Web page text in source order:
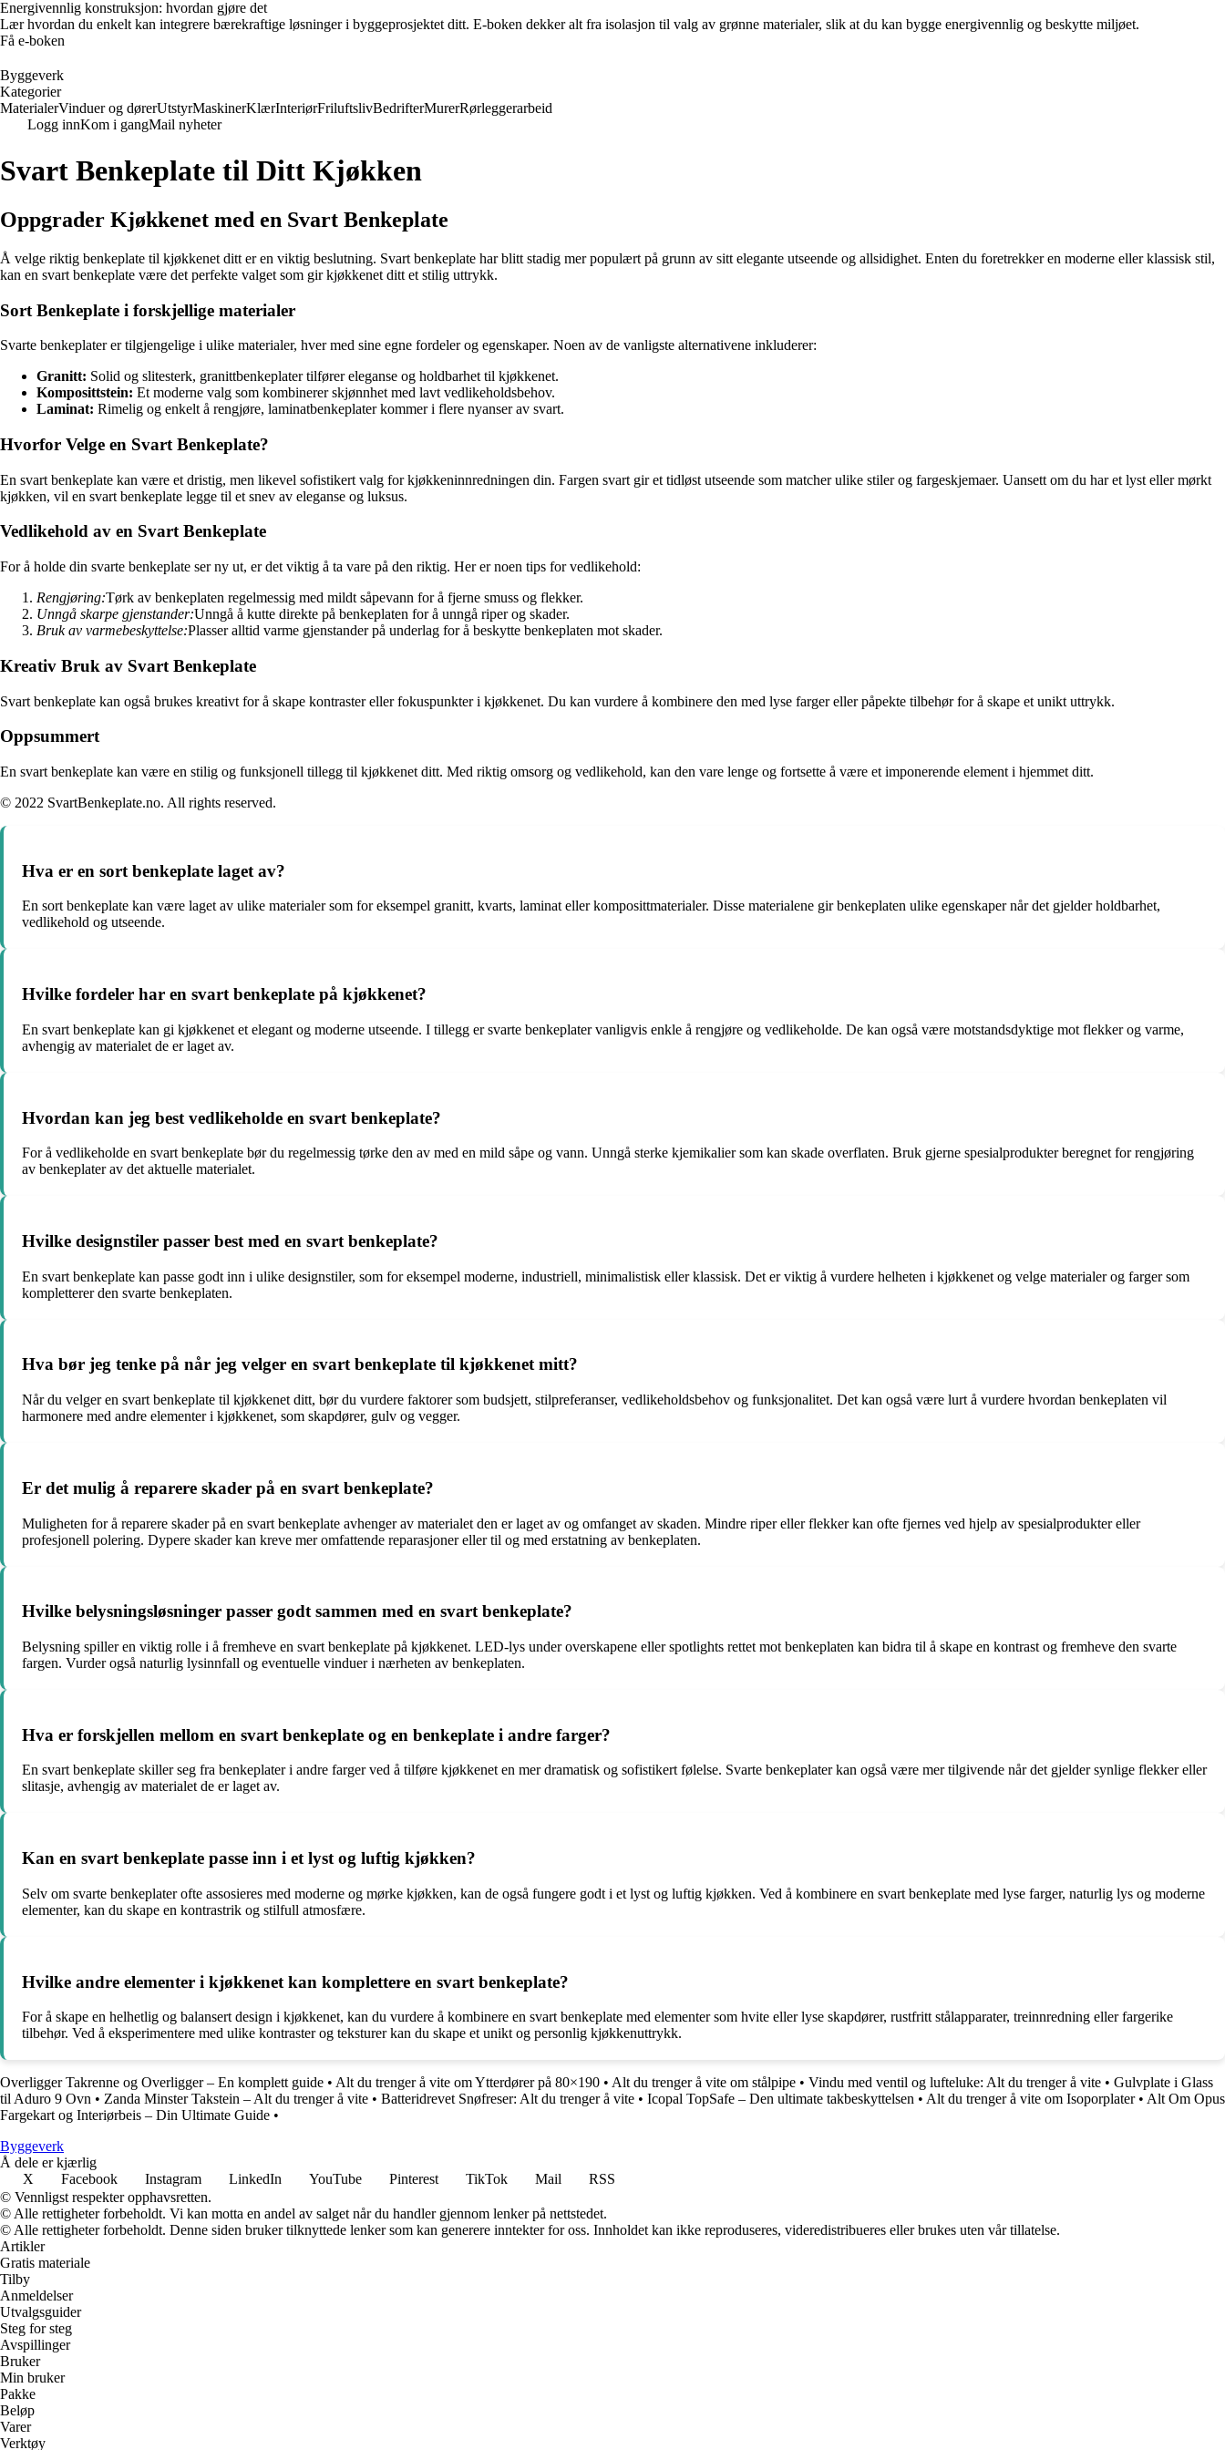
Energivennlig konstruksjon: hvordan gjøre det
Lær hvordan du enkelt kan integrere bærekraftige løsninger i byggeprosjektet ditt. E-boken dekker alt fra isolasjon til valg av grønne materialer, slik at du kan bygge energivennlig og beskytte miljøet.
Få e-boken
Byggeverk
Kategorier
MaterialerVinduer og dørerUtstyrMaskinerKlærInteriørFriluftslivBedrifterMurerRørleggerarbeid
Logg innKom i gangMail nyheter
Svart Benkeplate til Ditt Kjøkken
Oppgrader Kjøkkenet med en Svart Benkeplate
Å velge riktig benkeplate til kjøkkenet ditt er en viktig beslutning. Svart benkeplate har blitt stadig mer populært på grunn av sitt elegante utseende og allsidighet. Enten du foretrekker en moderne eller klassisk stil,
kan en svart benkeplate være det perfekte valget som gir kjøkkenet ditt et stilig uttrykk.
Sort Benkeplate i forskjellige materialer
Svarte benkeplater er tilgjengelige i ulike materialer, hver med sine egne fordeler og egenskaper. Noen av de vanligste alternativene inkluderer:
Granitt: Solid og slitesterk, granittbenkeplater tilfører eleganse og holdbarhet til kjøkkenet.
Komposittstein: Et moderne valg som kombinerer skjønnhet med lavt vedlikeholdsbehov.
Laminat: Rimelig og enkelt å rengjøre, laminatbenkeplater kommer i flere nyanser av svart.
Hvorfor Velge en Svart Benkeplate?
En svart benkeplate kan være et dristig, men likevel sofistikert valg for kjøkkeninnredningen din. Fargen svart gir et tidløst utseende som matcher ulike stiler og fargeskjemaer. Uansett om du har et lyst eller mørkt
kjøkken, vil en svart benkeplate legge til et snev av eleganse og luksus.
Vedlikehold av en Svart Benkeplate
For å holde din svarte benkeplate ser ny ut, er det viktig å ta vare på den riktig. Her er noen tips for vedlikehold:
Rengjøring:Tørk av benkeplaten regelmessig med mildt såpevann for å fjerne smuss og flekker.
Unngå skarpe gjenstander:Unngå å kutte direkte på benkeplaten for å unngå riper og skader.
Bruk av varmebeskyttelse:Plasser alltid varme gjenstander på underlag for å beskytte benkeplaten mot skader.
Kreativ Bruk av Svart Benkeplate
Svart benkeplate kan også brukes kreativt for å skape kontraster eller fokuspunkter i kjøkkenet. Du kan vurdere å kombinere den med lyse farger eller påpekte tilbehør for å skape et unikt uttrykk.
Oppsummert
En svart benkeplate kan være en stilig og funksjonell tillegg til kjøkkenet ditt. Med riktig omsorg og vedlikehold, kan den vare lenge og fortsette å være et imponerende element i hjemmet ditt.
© 2022 SvartBenkeplate.no. All rights reserved.
Hva er en sort benkeplate laget av?
En sort benkeplate kan være laget av ulike materialer som for eksempel granitt, kvarts, laminat eller komposittmaterialer. Disse materialene gir benkeplaten ulike egenskaper når det gjelder holdbarhet,
vedlikehold og utseende.
Hvilke fordeler har en svart benkeplate på kjøkkenet?
En svart benkeplate kan gi kjøkkenet et elegant og moderne utseende. I tillegg er svarte benkeplater vanligvis enkle å rengjøre og vedlikeholde. De kan også være motstandsdyktige mot flekker og varme,
avhengig av materialet de er laget av.
Hvordan kan jeg best vedlikeholde en svart benkeplate?
For å vedlikeholde en svart benkeplate bør du regelmessig tørke den av med en mild såpe og vann. Unngå sterke kjemikalier som kan skade overflaten. Bruk gjerne spesialprodukter beregnet for rengjøring
av benkeplater av det aktuelle materialet.
Hvilke designstiler passer best med en svart benkeplate?
En svart benkeplate kan passe godt inn i ulike designstiler, som for eksempel moderne, industriell, minimalistisk eller klassisk. Det er viktig å vurdere helheten i kjøkkenet og velge materialer og farger som
kompletterer den svarte benkeplaten.
Hva bør jeg tenke på når jeg velger en svart benkeplate til kjøkkenet mitt?
Når du velger en svart benkeplate til kjøkkenet ditt, bør du vurdere faktorer som budsjett, stilpreferanser, vedlikeholdsbehov og funksjonalitet. Det kan også være lurt å vurdere hvordan benkeplaten vil
harmonere med andre elementer i kjøkkenet, som skapdører, gulv og vegger.
Er det mulig å reparere skader på en svart benkeplate?
Muligheten for å reparere skader på en svart benkeplate avhenger av materialet den er laget av og omfanget av skaden. Mindre riper eller flekker kan ofte fjernes ved hjelp av spesialprodukter eller
profesjonell polering. Dypere skader kan kreve mer omfattende reparasjoner eller til og med erstatning av benkeplaten.
Hvilke belysningsløsninger passer godt sammen med en svart benkeplate?
Belysning spiller en viktig rolle i å fremheve en svart benkeplate på kjøkkenet. LED-lys under overskapene eller spotlights rettet mot benkeplaten kan bidra til å skape en kontrast og fremheve den svarte
fargen. Vurder også naturlig lysinnfall og eventuelle vinduer i nærheten av benkeplaten.
Hva er forskjellen mellom en svart benkeplate og en benkeplate i andre farger?
En svart benkeplate skiller seg fra benkeplater i andre farger ved å tilføre kjøkkenet en mer dramatisk og sofistikert følelse. Svarte benkeplater kan også være mer tilgivende når det gjelder synlige flekker eller
slitasje, avhengig av materialet de er laget av.
Kan en svart benkeplate passe inn i et lyst og luftig kjøkken?
Selv om svarte benkeplater ofte assosieres med moderne og mørke kjøkken, kan de også fungere godt i et lyst og luftig kjøkken. Ved å kombinere en svart benkeplate med lyse farger, naturlig lys og moderne
elementer, kan du skape en kontrastrik og stilfull atmosfære.
Hvilke andre elementer i kjøkkenet kan komplettere en svart benkeplate?
For å skape en helhetlig og balansert design i kjøkkenet, kan du vurdere å kombinere en svart benkeplate med elementer som hvite eller lyse skapdører, rustfritt stålapparater, treinnredning eller fargerike
tilbehør. Ved å eksperimentere med ulike kontraster og teksturer kan du skape et unikt og personlig kjøkkenuttrykk.
Overligger Takrenne og Overligger – En komplett guide • Alt du trenger å vite om Ytterdører på 80×190 • Alt du trenger å vite om stålpipe • Vindu med ventil og lufteluke: Alt du trenger å vite • Gulvplate i Glass
til Aduro 9 Ovn • Zanda Minster Takstein – Alt du trenger å vite • Batteridrevet Snøfreser: Alt du trenger å vite • Icopal TopSafe – Den ultimate takbeskyttelsen • Alt du trenger å vite om Isoporplater• Alt Om Opus
Fargekart og Interiørbeis – Din Ultimate Guide •
Byggeverk
Å dele er kjærlig
X
Facebook Instagram LinkedIn YouTube Pinterest TikTok Mail
RSS
© Vennligst respekter opphavsretten.
© Alle rettigheter forbeholdt. Vi kan motta en andel av salget når du handler gjennom lenker på nettstedet.
© Alle rettigheter forbeholdt. Denne siden bruker tilknyttede lenker som kan generere inntekter for oss. Innholdet kan ikke reproduseres, videredistribueres eller brukes uten vår tillatelse.
Artikler
Gratis materiale
Tilby
Anmeldelser
Utvalgsguider
Steg for steg
Avspillinger
Bruker
Min bruker
Pakke
Beløp
Varer
Verktøy